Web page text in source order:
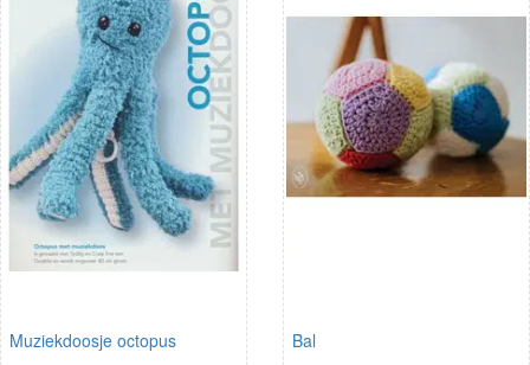
Muziekdoosje octopus Bal